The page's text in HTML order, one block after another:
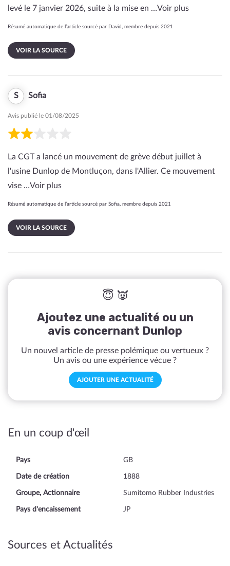
levé le 7 janvier 2026, suite à la mise en …Voir plus
Résumé automatique de l’article sourcé par David, membre depuis 2021
VOIR LA SOURCE
S Sofia
Avis publié le 01/08/2025
La CGT a lancé un mouvement de grève début juillet à
l'usine Dunlop de Montluçon, dans l'Allier. Ce mouvement
vise …Voir plus
Résumé automatique de l’article sourcé par Sofia, membre depuis 2021
VOIR LA SOURCE
😇 👿
Ajoutez une actualité ou un
avis concernant Dunlop
Un nouvel article de presse polémique ou vertueux ?
Un avis ou une expérience vécue ?
AJOUTER UNE ACTUALITÉ
En un coup d'œil
Pays GB
Date de création 1888
Groupe, Actionnaire Sumitomo Rubber Industries
Pays d'encaissement JP
Sources et Actualités